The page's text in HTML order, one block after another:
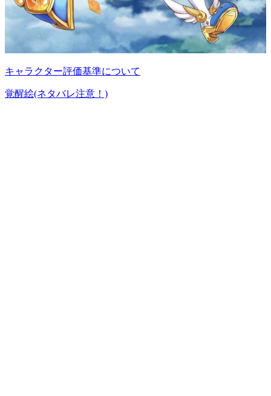
キャラクター評価基準について
覚醒絵(ネタバレ注意！)